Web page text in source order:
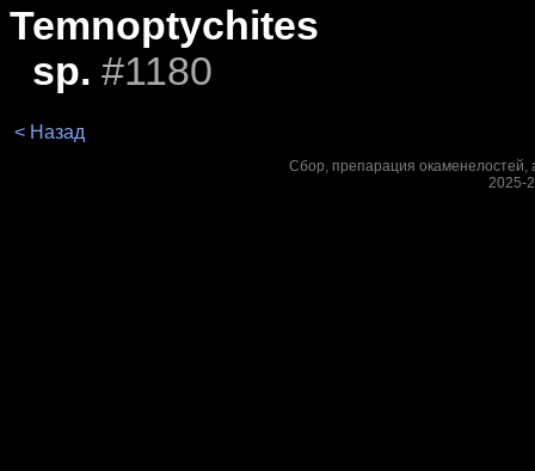
Temnoptychites
sp. #1180
< Назад
Сбор, препарация окаменелостей,
2025-